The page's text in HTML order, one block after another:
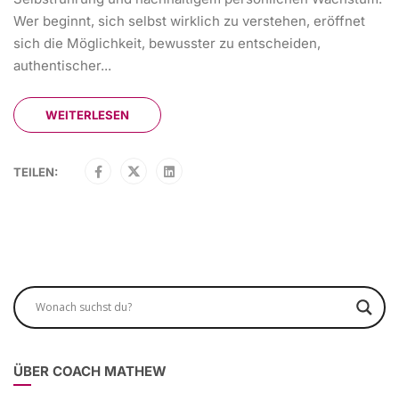
Wer beginnt, sich selbst wirklich zu verstehen, eröffnet
sich die Möglichkeit, bewusster zu entscheiden,
authentischer...
WEITERLESEN
TEILEN:
ÜBER COACH MATHEW